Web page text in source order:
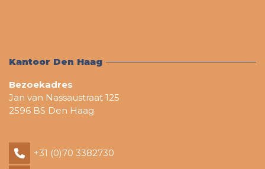
Kantoor Den Haag
Bezoekadres
Jan van Nassaustraat 125
2596 BS Den Haag
+31 (0)70 3382730